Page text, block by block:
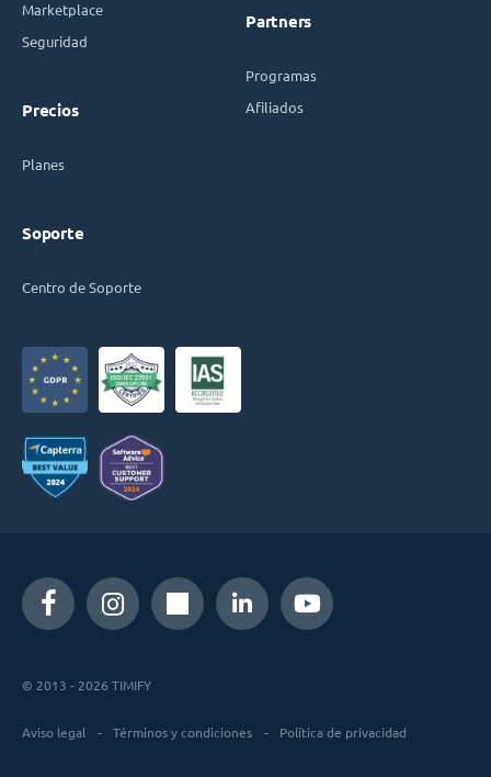
Marketplace
Seguridad
Precios
Planes
Soporte
Centro de Soporte
Partners
Programas
Afiliados
© 2013 - 2026 TIMIFY
Aviso legal Términos y condiciones Política de privacidad